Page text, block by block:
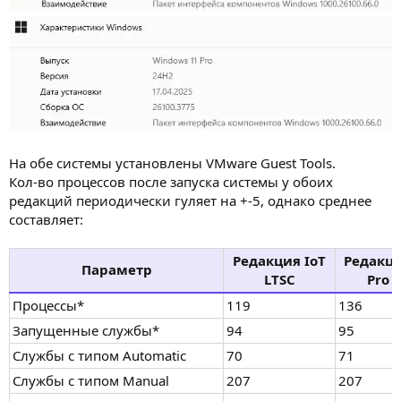
На обе системы установлены VMware Guest Tools.
Кол-во процессов после запуска системы у обоих
редакций периодически гуляет на +-5, однако среднее
составляет:
Параметр
Редакция IoT
LTSC
Pro
Процессы*
119
136
Запущенные службы*
94
95
Службы с типом Automatic
70
71
Службы с типом Manual
207
207